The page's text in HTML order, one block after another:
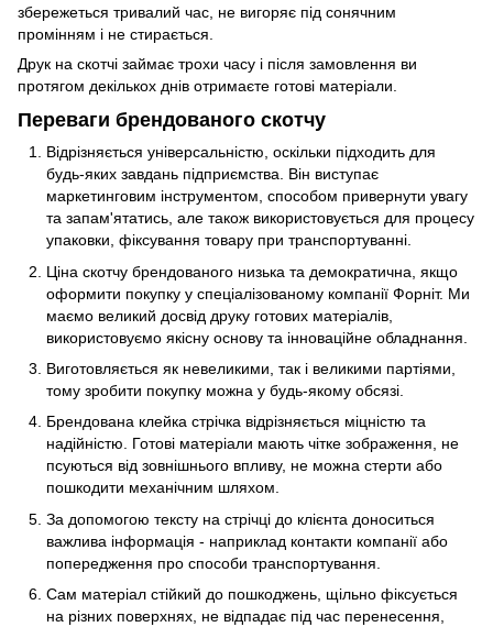
збережеться тривалий час, не вигоряє під сонячним
промінням і не стирається.
Друк на скотчі займає трохи часу і після замовлення ви
протягом декількох днів отримаєте готові матеріали.
Переваги брендованого скотчу
Відрізняється універсальністю, оскільки підходить для
будь-яких завдань підприємства. Він виступає
маркетинговим інструментом, способом привернути увагу
та запам'ятатись, але також використовується для процесу
упаковки, фіксування товару при транспортуванні.
Ціна скотчу брендованого низька та демократична, якщо
оформити покупку у спеціалізованому компанії Форніт. Ми
маємо великий досвід друку готових матеріалів,
використовуємо якісну основу та інноваційне обладнання.
Виготовляється як невеликими, так і великими партіями,
тому зробити покупку можна у будь-якому обсязі.
Брендована клейка стрічка відрізняється міцністю та
надійністю. Готові матеріали мають чітке зображення, не
псуються від зовнішнього впливу, не можна стерти або
пошкодити механічним шляхом.
За допомогою тексту на стрічці до клієнта доноситься
важлива інформація - наприклад контакти компанії або
попередження про способи транспортування.
Сам матеріал стійкий до пошкоджень, щільно фіксується
на різних поверхнях, не відпадає під час перенесення,